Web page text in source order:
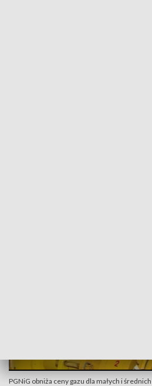
PGNiG obniża ceny gazu dla małych i